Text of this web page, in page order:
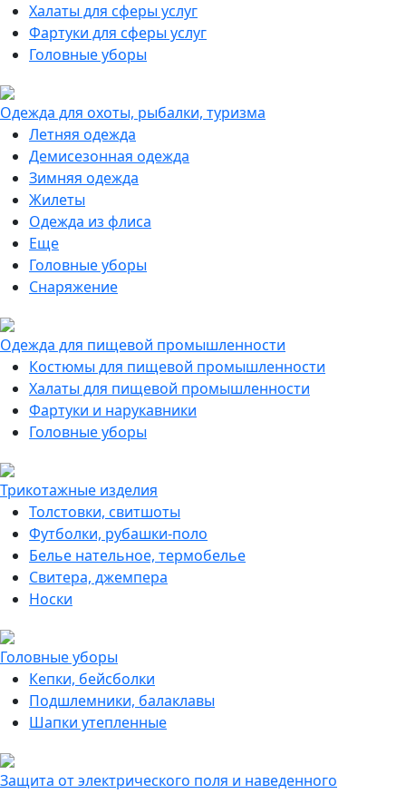
Халаты для сферы услуг
Фартуки для сферы услуг
Головные уборы
Одежда для охоты, рыбалки, туризма
Летняя одежда
Демисезонная одежда
Зимняя одежда
Жилеты
Одежда из флиса
Еще
Головные уборы
Снаряжение
Одежда для пищевой промышленности
Костюмы для пищевой промышленности
Халаты для пищевой промышленности
Фартуки и нарукавники
Головные уборы
Трикотажные изделия
Толстовки, свитшоты
Футболки, рубашки-поло
Белье нательное, термобелье
Свитера, джемпера
Носки
Головные уборы
Кепки, бейсболки
Подшлемники, балаклавы
Шапки утепленные
Защита от электрического поля и наведенного